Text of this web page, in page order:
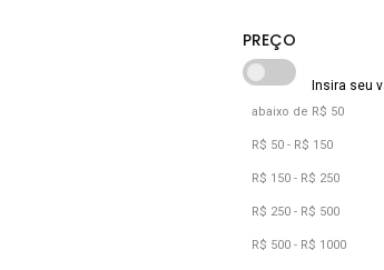
Bibi
Bloompy
abaixo de R$ 50
R$ 50 - R$ 150
R$ 150 - R$ 250
R$ 250 - R$ 500
R$ 500 - R$ 1000